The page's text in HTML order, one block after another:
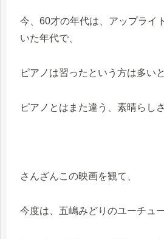
今、60才の年代は、アップライ
いた年代で、
ピアノは習ったという方は多いと
ピアノとはまた違う、素晴らしさ
さんざんこの映画を観て、
今度は、五嶋みどりのユーチュ